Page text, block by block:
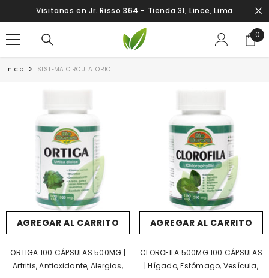
SALTAR AL CONTENIDO
Visitanos en Jr. Risso 364 - Tienda 31, Lince, Lima
0
0
Inicio SISTEMA CIRCULATORIO
AGREGAR AL CARRITO
ORTIGA 100 CÁPSULAS 500MG |
Artritis, Antioxidante, Alergias,
AGREGAR AL CARRITO
CLOROFILA 500MG 100 CÁPSULAS
| Hígado, Estómago, Vesícula,